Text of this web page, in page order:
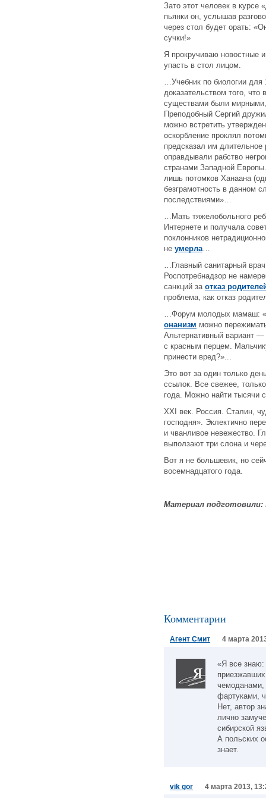
Зато этот человек в
пьянки он, услышав
через стол будет орать:
сучки!»
Я прокручиваю новостные
упасть в стол лицом.
…Учебник по биологии
доказательством того,
существами были
Преподобный Сергий
можно встретить
оскорбление проклял
предсказал им
оправдывали рабство
странами Западной
лишь потомков Ханаана
безграмотность в данном
последствиями»…
…Мать тяжелобольного
Интернете и получала
поклонников
не умерла…
…Главный санитарный
Роспотребнадзор не
санкций за отказ
проблема, как отказ
…Форум молодых мамаш:
онанизм можно
Альтернативный вариант
с красным перцем.
принести вред?»...
Это вот за один только
ссылок. Все свежее,
года. Можно найти тысячи
XXI век. Россия. Сталин,
господня». Эклектично
и чванливое невежество.
выползают три слона и
Вот я не большевик, но
восемнадцатого года.
Материал подготовили:
Комментарии
Агент Смит 4 марта
«Я все знаю:
чемоданами,
фартуками,
Нет, автор
лично
сибирской
А польских
знает.
vik gor 4 марта 2013,